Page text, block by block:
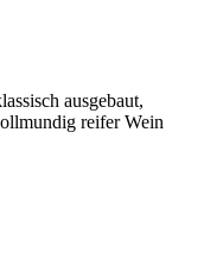
ausgebaut,
reifer Wein